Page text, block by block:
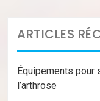
ARTICLES
Équipements pour
l’arthrose